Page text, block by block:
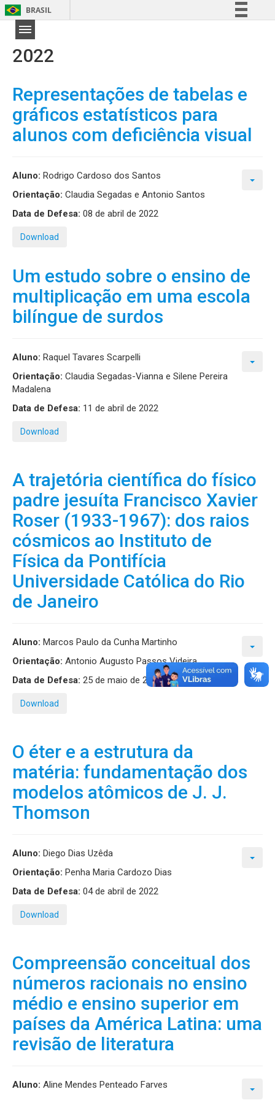
BRASIL
Acesso à informação
Legislação
Canais
2022
Representações de tabelas e
gráficos estatísticos para
alunos com deficiência visual
Aluno: Rodrigo Cardoso dos Santos
Orientação: Claudia Segadas e Antonio Santos
Data de Defesa: 08 de abril de 2022
Download
Um estudo sobre o ensino de
multiplicação em uma escola
bilíngue de surdos
Aluno: Raquel Tavares Scarpelli
Orientação: Claudia Segadas-Vianna e Silene Pereira
Madalena
Data de Defesa: 11 de abril de 2022
Download
A trajetória científica do físico
padre jesuíta Francisco Xavier
Roser (1933-1967): dos raios
cósmicos ao Instituto de
Física da Pontifícia
Universidade Católica do Rio
de Janeiro
Aluno: Marcos Paulo da Cunha Martinho
Orientação: Antonio Augusto Passos Videira
Data de Defesa: 25 de maio de 2022
Download
O éter e a estrutura da
matéria: fundamentação dos
modelos atômicos de J. J.
Thomson
Aluno: Diego Dias Uzêda
Orientação: Penha Maria Cardozo Dias
Data de Defesa: 04 de abril de 2022
Download
Compreensão conceitual dos
números racionais no ensino
médio e ensino superior em
países da América Latina: uma
revisão de literatura
Aluno: Aline Mendes Penteado Farves